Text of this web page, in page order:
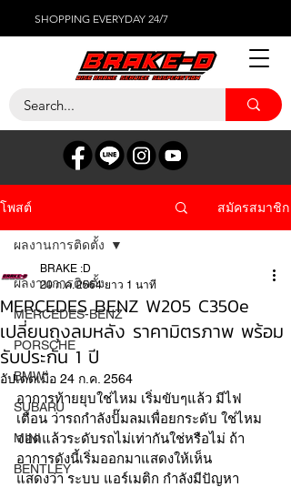
SHOPPING EVERYDAY 24/7
โพสต์ สมัครสมาชิก
ผลงานการติดตั้ง
MERCEDES-BENZ
PORSCHE
BMW
SUBARU
MINI
BENTLEY
ผลงานการติดตั้ง
MERCEDES BENZ W205 C350e
เปลี่ยนถุงลมหลัง ราคามิตรภาพ พร้อม
รับประกัน 1 ปี
BRAKE :D
20 ก.ค. 2564 ยาว 1 นาที
อัปเดตเมื่อ 24 ก.ค. 2564
อาการท้ายยุบใช่ไหม เริ่มขับๆแล้ว มีไฟ
เตือน ว่ารถกำลังปั๊มลมเพื่อยกระดับ ใช่ไหม
จอดแล้วระดับรถไม่เท่ากันใช่หรือไม่ ถ้า
อาการดังนี้เริ่มออกมาแสดงให้เห็น
แสดงว่า ระบบ แอร์เมติก กำลังมีปัญหา